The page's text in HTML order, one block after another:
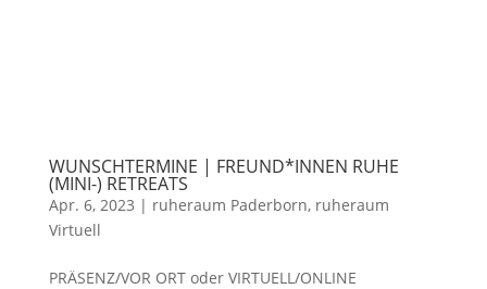
WUNSCHTERMINE | FREUND*INNEN RUHE
(MINI-) RETREATS
Apr. 6, 2023 | ruheraum Paderborn, ruheraum
Virtuell
PRÄSENZ/VOR ORT oder VIRTUELL/ONLINE